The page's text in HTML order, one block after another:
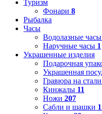
Туризм
Фонари 8
Рыбалка
Часы
Водолазные часы
Наручные часы 1
Украшенные изделия
Подарочная
Украшенная
Гравюра на стали
Кинжалы 11
Ножи 207
Сабли и шашки